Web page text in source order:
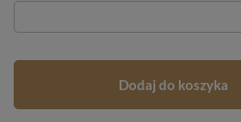
Dodaj do koszyka